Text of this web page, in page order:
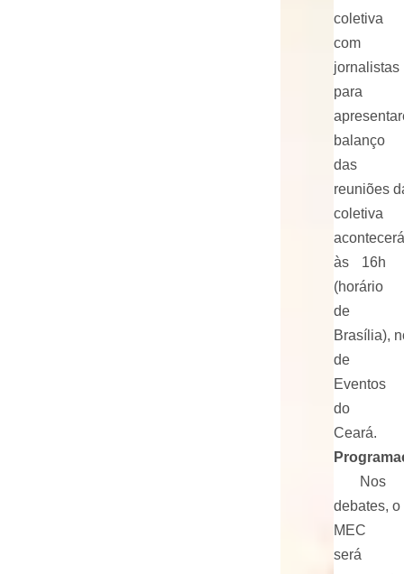
coletiva
com
jornalistas
para
balanço
das
reuniões
coletiva
acontecerá
às 16h
(horário
de
Brasília),
de
Eventos
do
Ceará.
Nos
debates, o
MEC
será